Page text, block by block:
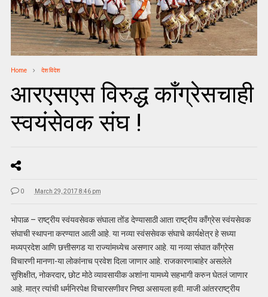
Home देश विदेश
आरएसएस विरुद्ध काँग्रेसचाही
स्वयंसेवक संघ !
0 March 29, 2017 8:46 pm
भोपाळ – राष्ट्रीय स्वंयवसेवक संघाला तोंड देण्यासाठी आता राष्ट्रीय काँग्रेस स्वंयसेवक
संघाची स्थापना करण्यात आली आहे. या नव्या स्वंससेवक संघाचे कार्यक्षेत्र हे सध्या
मध्यप्रदेश आणि छत्तीसगड या राज्यांमध्येच असणार आहे. या नव्या संघात काँग्रेस
विचारणी मानणा-या लोकांनाच प्रवेश दिला जाणार आहे. राजकारणाबाहेर असलेले
सुशिक्षीत, नोकरदार, छोट मोठे व्यावसायीक अशांना यामध्ये सहभागी करुन घेतलं जाणार
आहे. मात्र त्यांची धर्मनिरपेक्ष विचारसणीवर निष्ठा असायला हवी. माजी आंतरराष्ट्रीय